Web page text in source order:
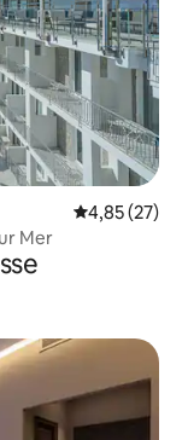
Évaluation
4,85 (27)
Mer